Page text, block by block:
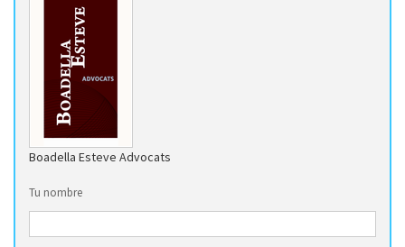
Boadella Esteve Advocats
Tu nombre